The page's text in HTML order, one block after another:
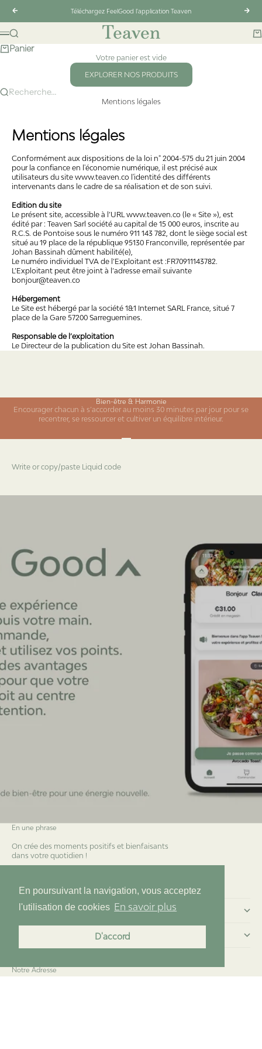
En poursuivant la navigation, vous acceptez
l'utilisation de cookies En savoir plus
D'accord
Précédent
Téléchargez FeelGood l'application Teaven
Teaven
Menu
Recherche
Panier
Votre panier est vide
EXPLORER NOS PRODUITS
Recherche...
Mentions légales
Mentions légales
Conformément aux dispositions de la loi n° 2004-575 du 21 juin 2004
pour la confiance en l'économie numérique, il est précisé aux
utilisateurs du site www.teaven.co l'identité des différents
intervenants dans le cadre de sa réalisation et de son suivi.
Edition du site
Le présent site, accessible à l’URL www.teaven.co (le « Site »), est
édité par : Teaven Sarl société au capital de 15 000 euros, inscrite au
R.C.S. de Pontoise sous le numéro 911 143 782, dont le siège social est
situé au 19 place de la république 95130 Franconville, représentée par
Johan Bassinah dûment habilité(e),
Le numéro individuel TVA de l’Exploitant est :FR70911143782.
L’Exploitant peut être joint à l’adresse email suivante
bonjour@teaven.co
Hébergement
Le Site est hébergé par la société 1&1 Internet SARL France, situé 7
place de la Gare 57200 Sarreguemines.
Responsable de l’exploitation
Le Directeur de la publication du Site est Johan Bassinah.
Bien-être & Harmonie
Encourager chacun à s’accorder au moins 30 minutes par jour pour se
recentrer, se ressourcer et cultiver un équilibre intérieur.
Write or copy/paste Liquid code
En une phrase
On crée des moments positifs et bienfaisants
dans votre quotidien !
Commander chez nous
Notre Adresse